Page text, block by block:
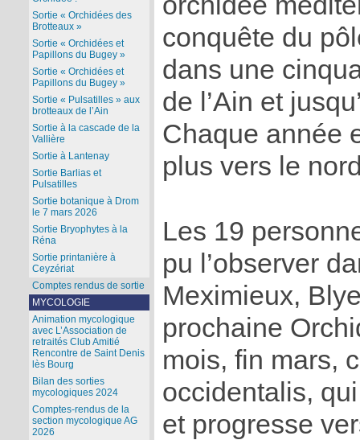
conquête du
dans une
de l’Ain et
Chaque année
plus vers le
Les 19
pu l’observer
Meximieux,
prochaine
mois, fin mars,
occidentalis,
et progresse
Sortie « Orchidées des
Brotteaux »
Sortie « Orchidées et
Papillons du Bugey »
Sortie « Orchidées et
Papillons du Bugey »
Sortie « Pulsatilles » aux
brotteaux de l’Ain
Sortie à la cascade de la
Vallière
Sortie à Lantenay
Sortie Barlias et
Pulsatilles
Sortie botanique à Drom
le 7 mars 2026
Sortie Bryophytes à la
Réna
Sortie printanière à
Ceyzériat
Comptes rendus de sortie
MYCOLOGIE
Animation mycologique
avec L’Association de
retraités Club Amitié
Rencontre de Saint Denis
lès Bourg
Bilan des sorties
mycologiques 2024
Comptes-rendus de la
section mycologique AG
2026